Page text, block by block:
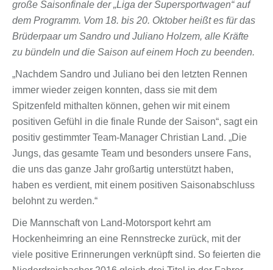
große Saisonfinale der „Liga der Supersportwagen“ auf
dem Programm. Vom 18. bis 20. Oktober heißt es für das
Brüderpaar um Sandro und Juliano Holzem, alle Kräfte
zu bündeln und die Saison auf einem Hoch zu beenden.
„Nachdem Sandro und Juliano bei den letzten Rennen
immer wieder zeigen konnten, dass sie mit dem
Spitzenfeld mithalten können, gehen wir mit einem
positiven Gefühl in die finale Runde der Saison“, sagt ein
positiv gestimmter Team-Manager Christian Land. „Die
Jungs, das gesamte Team und besonders unsere Fans,
die uns das ganze Jahr großartig unterstützt haben,
haben es verdient, mit einem positiven Saisonabschluss
belohnt zu werden.“
Die Mannschaft von Land-Motorsport kehrt am
Hockenheimring an eine Rennstrecke zurück, mit der
viele positive Erinnerungen verknüpft sind. So feierten die